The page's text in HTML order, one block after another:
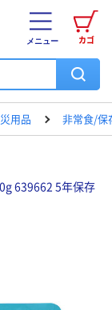
カゴ
メニュー
用品 非常食/保
639662 5年保存